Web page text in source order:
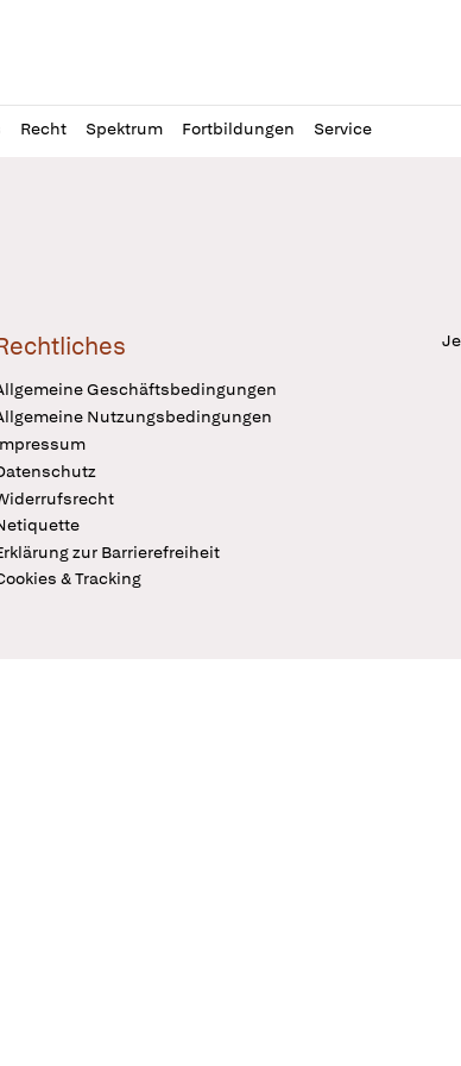
Recht Spektrum Fortbildungen Service
Geschäftsbedingungen
Nutzungsbedingungen
zur Barrierefreiheit
& Tracking